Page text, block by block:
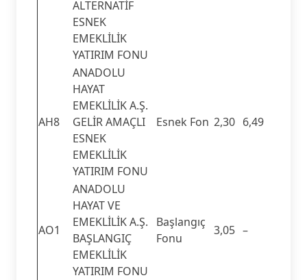
ALTERNATİF
ESNEK
EMEKLİLİK
YATIRIM FONU
AH8
ANADOLU
HAYAT
EMEKLİLİK A.Ş.
GELİR AMAÇLI
ESNEK
EMEKLİLİK
YATIRIM FONU
Esnek Fon 2,30 6,49
AO1
ANADOLU
HAYAT VE
EMEKLİLİK A.Ş.
BAŞLANGIÇ
EMEKLİLİK
YATIRIM FONU
Başlangıç
Fonu
3,05 –